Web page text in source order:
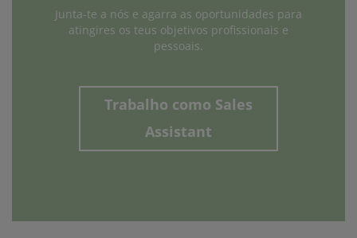
Junta-te a nós e agarra as oportunidades para
atingires os teus objetivos profissionais e
pessoais.
Trabalho como Sales
Assistant